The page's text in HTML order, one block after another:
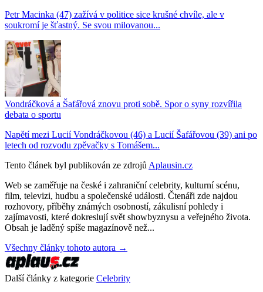
Petr Macinka (47) zažívá v politice sice krušné chvíle, ale v
soukromí je šťastný. Se svou milovanou...
Vondráčková a Šafářová znovu proti sobě. Spor o syny rozvířila
debata o sportu
Napětí mezi Lucií Vondráčkovou (46) a Lucií Šafářovou (39) ani po
letech od rozvodu zpěvačky s Tomášem...
Tento článek byl publikován ze zdrojů Aplausin.cz
Web se zaměřuje na české i zahraniční celebrity, kulturní scénu,
film, televizi, hudbu a společenské události. Čtenáři zde najdou
rozhovory, příběhy známých osobností, zákulisní pohledy i
zajímavosti, které dokreslují svět showbyznysu a veřejného života.
Obsah je laděný spíše magazínově než...
Všechny články tohoto autora →
Další články z kategorie Celebrity